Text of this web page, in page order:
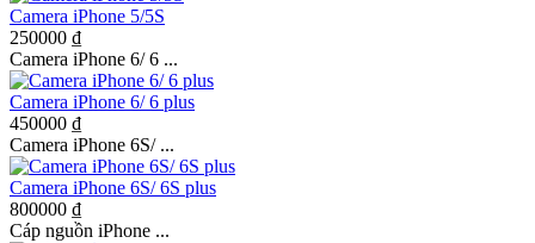
Camera iPhone 5/5S
250000 ₫
Camera iPhone 6/ 6 ...
Camera iPhone 6/ 6 plus
450000 ₫
Camera iPhone 6S/ ...
Camera iPhone 6S/ 6S plus
800000 ₫
Cáp nguồn iPhone ...